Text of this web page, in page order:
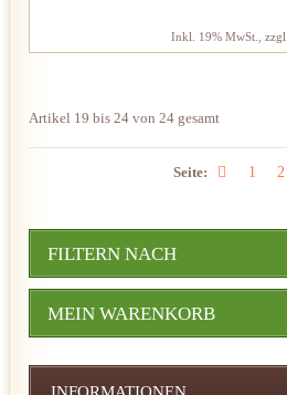
Inkl. 19% MwSt. zzgl.
Artikel 19 bis 24 von 24 gesamt
Seite: 1 2
FILTERN NACH
MEIN WARENKORB